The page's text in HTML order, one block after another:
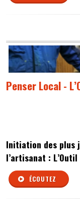
Penser Local -
Initiation des plus
l’artisanat :
ÉCOUTEZ